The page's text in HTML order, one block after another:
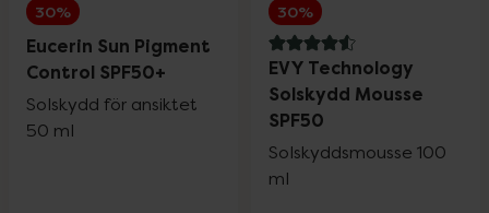
30%
Eucerin Sun Pigment
Control SPF50+
Solskydd för ansiktet
50 ml
30%
4.6 av 5 i omdöme
EVY Technology
Solskydd Mousse
SPF50
Solskyddsmousse 100
ml